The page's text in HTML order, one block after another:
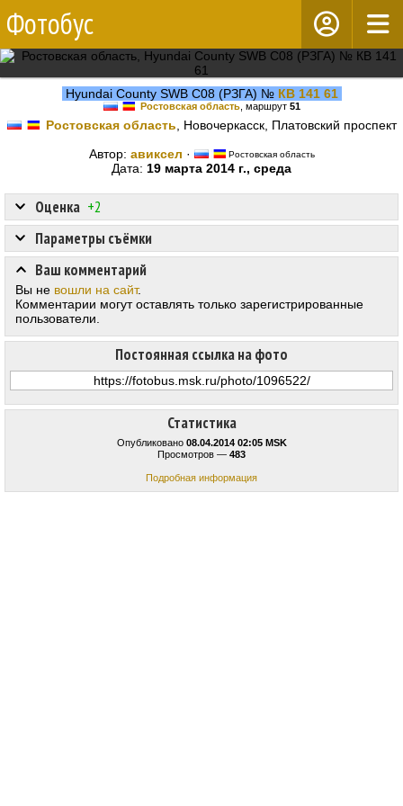
Фотобус
Hyundai County SWB C08 (РЗГА) № КВ 141 61
Ростовская область, маршрут 51
Ростовская область , Новочеркасск, Платовский проспект
Автор: авиксел · Ростовская область
Дата: 19 марта 2014 г., среда
Статистика
Опубликовано 08.04.2014 02:05 MSK
Просмотров — 483
Подробная информация
Оценка +2
Постоянная ссылка на фото
Параметры съёмки
Ваш комментарий
Вы не вошли на сайт.
Комментарии могут оставлять только зарегистрированные
пользователи.